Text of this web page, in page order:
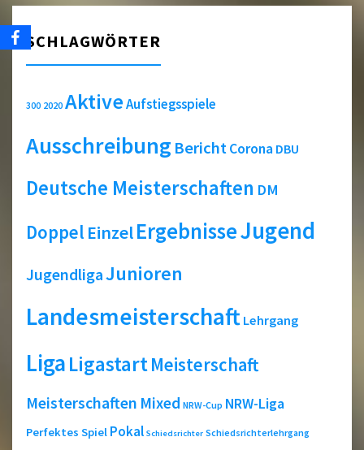
SCHLAGWÖRTER
300 2020 AktiveAufstiegsspiele
Ausschreibung BerichtCorona DBU
Deutsche Meisterschaften DM
Doppel EinzelErgebnisseJugend
JugendligaJunioren
Landesmeisterschaft Lehrgang
LigaLigastartMeisterschaft
Meisterschaften Mixed NRW-Cup NRW-Liga
Perfektes Spiel Pokal Schiedsrichter Schiedsrichterlehrgang